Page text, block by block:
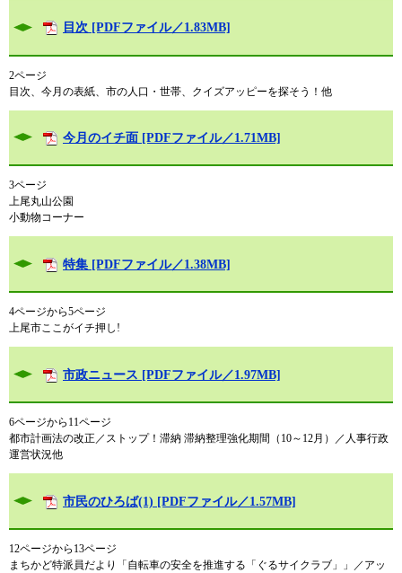
目次 [PDFファイル／1.83MB]
2ページ
目次、今月の表紙、市の人口・世帯、クイズアッピーを探そう！他
今月のイチ面 [PDFファイル／1.71MB]
3ページ
上尾丸山公園
小動物コーナー
特集 [PDFファイル／1.38MB]
4ページから5ページ
上尾市ここがイチ押し!
市政ニュース [PDFファイル／1.97MB]
6ページから11ページ
都市計画法の改正／ストップ！滞納 滞納整理強化期間（10～12月）／人事行政
運営状況他
市民のひろば(1) [PDFファイル／1.57MB]
12ページから13ページ
まちかど特派員だより「自転車の安全を推進する「ぐるサイクラブ」」／アッ